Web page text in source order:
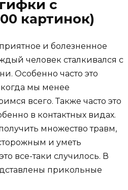
с
картинок)
и болезненное
человек сталкивался с
Особенно часто это
когда мы менее
всего. Также часто это
в контактных видах.
множество травм,
и уметь
все-таки случилось. В
прикольные